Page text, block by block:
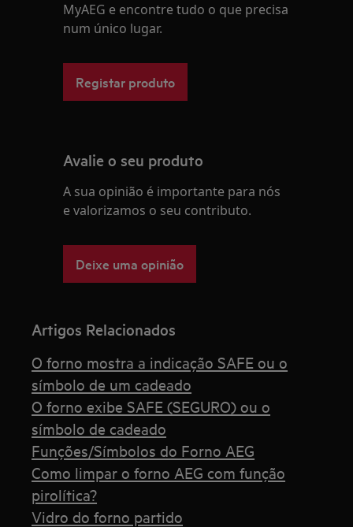
MyAEG e encontre tudo o que precisa
num único lugar.
Registar produto
Avalie o seu produto
A sua opinião é importante para nós
e valorizamos o seu contributo.
Deixe uma opinião
Artigos Relacionados
O forno mostra a indicação SAFE ou o
símbolo de um cadeado
O forno exibe SAFE (SEGURO) ou o
símbolo de cadeado
Funções/Símbolos do Forno AEG
Como limpar o forno AEG com função
pirolítica?
Vidro do forno partido